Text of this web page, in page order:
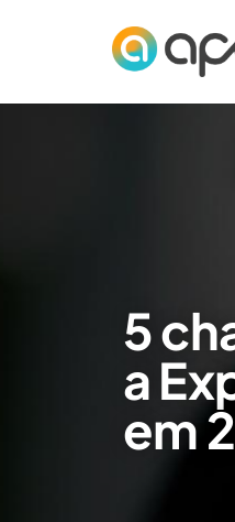
conteúdo
5
a
em